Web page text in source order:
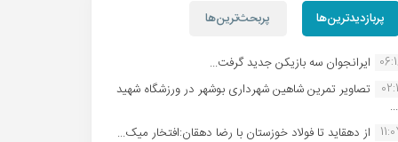
پربازدیدترین‌ها پربحث‌ترین‌ها
ایرانجوان سه بازیکن جدید گرفت...
تصاویر تمرین شاهین شهردارى بوشهر در ورزشگاه شهید
از دهقاید تا فولاد خوزستان با رضا دهقان:افتخار میک...